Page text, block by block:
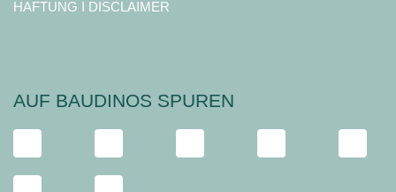
HAFTUNG I DISCLAIMER
AUF BAUDINOS SPUREN